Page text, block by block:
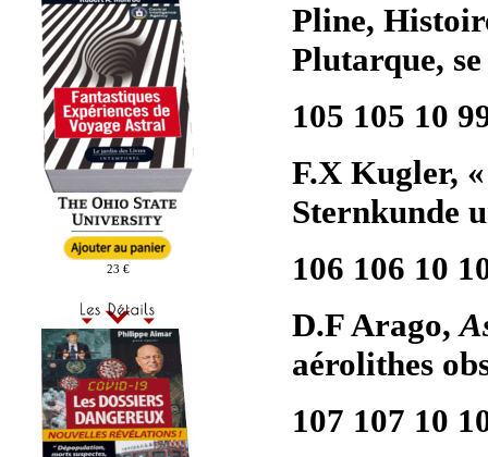
23 €
Pline,
Plutarque,
105 105 10
F.X Kugler,
Sternkunde
106 106 10
D.F Arago,
aérolithes
107 107 10